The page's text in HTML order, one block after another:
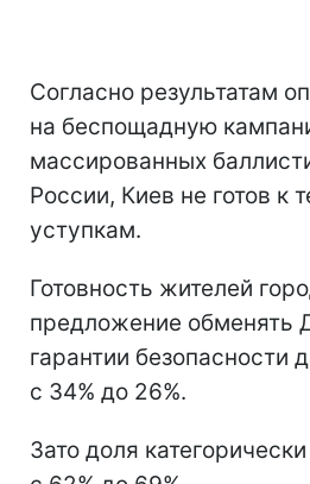
Согласно результатам
на беспощадную
массированных
России, Киев не готов к
уступкам.
Готовность жителей
предложение обменять
гарантии безопасности
с 34% до 26%.
Зато доля